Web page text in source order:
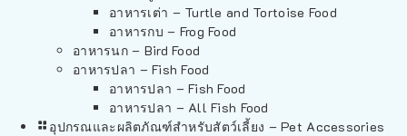
อาหารเต่า – Turtle and Tortoise Food
อาหารกบ – Frog Food
อาหารนก – Bird Food
อาหารปลา – Fish Food
อาหารปลา – Fish Food
อาหารปลา – All Fish Food
อุปกรณและผลิตภัณฑ์สำหรับสัตว์เลี้ยง – Pet Accessories